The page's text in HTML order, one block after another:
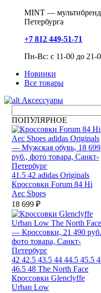
MINT —
Петербурга
+7 812 449-51-71
Пн-Вс: с 11-00 до 21-
Новинки
Все товары
Аксессуары
ПОПУЛЯРНОЕ
41.5 42 adidas Originals
Кроссовки Forum 84 Hi
Aec Shoes
18 699 ₽
42 42.5 43.5 44 44.5 45.5
46.5 48 The North Face
Кроссовки Glenclyffe
Urban Low